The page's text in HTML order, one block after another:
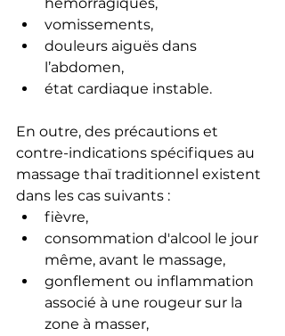
vomissements,
douleurs aiguës dans
l’abdomen,
état cardiaque instable.
En outre, des précautions et
contre-indications spécifiques au
massage thaï traditionnel existent
dans les cas suivants :
fièvre,
consommation d'alcool le jour
même, avant le massage,
gonflement ou inflammation
associé à une rougeur sur la
zone à masser,